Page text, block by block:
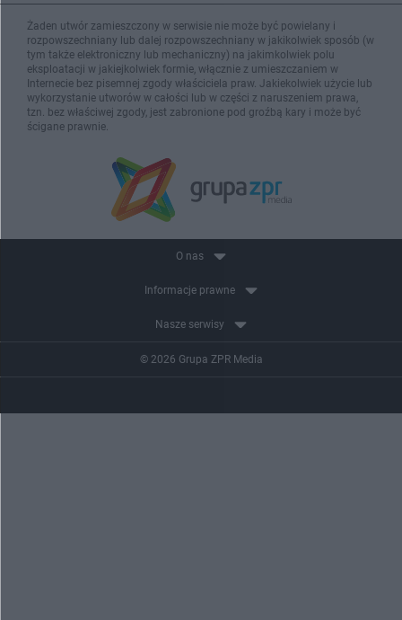
Żaden utwór zamieszczony w serwisie nie może być powielany i
rozpowszechniany lub dalej rozpowszechniany w jakikolwiek sposób (w
tym także elektroniczny lub mechaniczny) na jakimkolwiek polu
eksploatacji w jakiejkolwiek formie, włącznie z umieszczaniem w
Internecie bez pisemnej zgody właściciela praw. Jakiekolwiek użycie lub
wykorzystanie utworów w całości lub w części z naruszeniem prawa,
tzn. bez właściwej zgody, jest zabronione pod groźbą kary i może być
ścigane prawnie.
O nas
Informacje prawne
Nasze serwisy
© 2026 Grupa ZPR Media